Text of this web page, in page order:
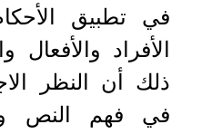
في تطبيق
الأفراد والأفعال
ذلك أن النظر
في فهم النص